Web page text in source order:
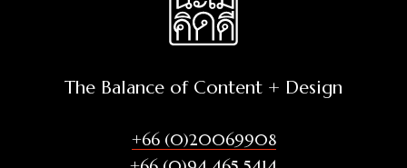
The Balance of Content + Design
+66 (0)20069908